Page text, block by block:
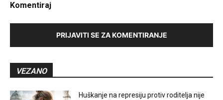
Komentiraj
PRIJAVITI SE ZA KOMENTIRANJE
VEZANO
Huškanje na represiju protiv roditelja nije